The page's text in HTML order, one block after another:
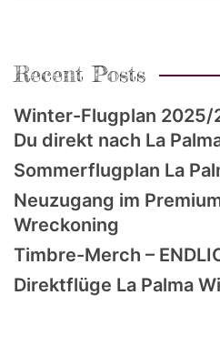
Recent Posts
Winter-Flugplan 2025/
Du direkt nach La
Sommerflugplan La
Neuzugang im
Wreckoning
Timbre-Merch –
Direktflüge La Palma